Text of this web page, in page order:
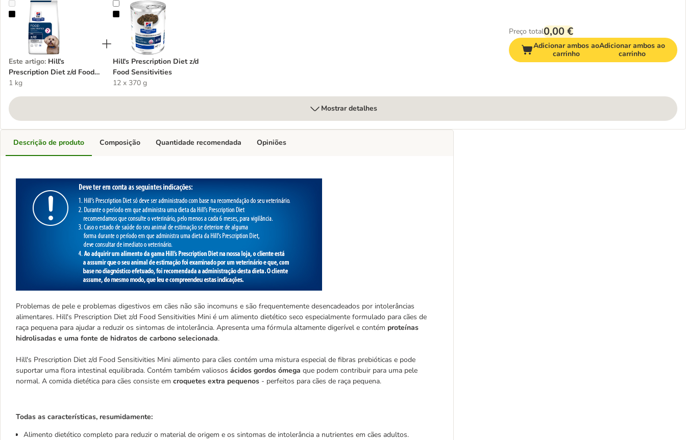
Hill's Prescription Diet z/d Food Sensitivities Mini ração para cães
Este artigo: Hill's
Prescription Diet z/d Food
Sensitivities Mini ração
1 kg
Hill's Prescription Diet z/d Food Sensitivities
Hill's Prescription Diet z/d
Food Sensitivities
12 x 370 g
Preço total0,00 €
Adicionar ambos ao
carrinho
Adicionar ambos ao
carrinho
Mostrar detalhes
Descrição de produto
Problemas de pele e problemas digestivos em cães não são incomuns e são frequentemente desencadeados por intolerâncias
alimentares. Hill's Prescription Diet z/d Food Sensitivities Mini é um alimento dietético seco especialmente formulado para cães de
raça pequena para ajudar a reduzir os sintomas de intolerância. Apresenta uma fórmula altamente digerível e contém proteínas
hidrolisadas e uma fonte de hidratos de carbono selecionada.
Hill's Prescription Diet z/d Food Sensitivities Mini alimento para cães contém uma mistura especial de fibras prebióticas e pode
suportar uma flora intestinal equilibrada. Contém também valiosos ácidos gordos ómega que podem contribuir para uma pele
normal. A comida dietética para cães consiste em croquetes extra pequenos - perfeitos para cães de raça pequena.
Todas as características, resumidamente:
Alimento dietético completo para reduzir o material de origem e os sintomas de intolerância a nutrientes em cães adultos.
Composição Quantidade recomendada Opiniões